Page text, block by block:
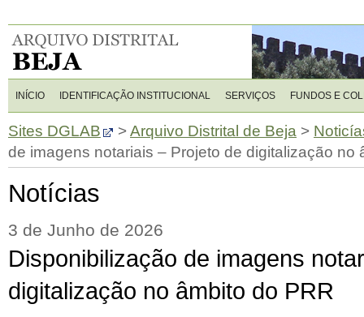
INÍCIO IDENTIFICAÇÃO INSTITUCIONAL SERVIÇOS FUNDOS E
Sites DGLAB >Arquivo Distrital de Beja >
de imagens notariais – Projeto de digitalização no
Notícias
3 de Junho de 2026
Disponibilização de imagens
digitalização no âmbito do PRR